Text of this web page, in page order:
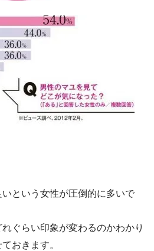
という女性が圧倒的に多いで
ぐらい印象が変わるのかわかり
おきます。